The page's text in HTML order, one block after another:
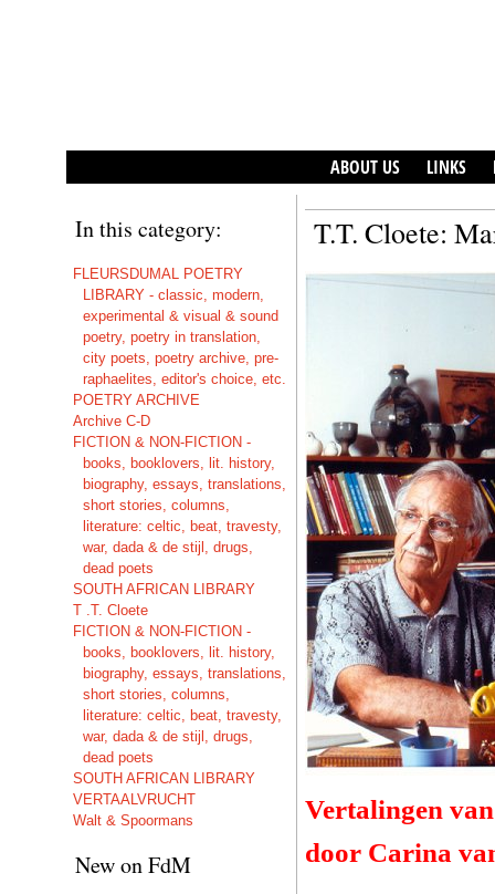
ABOUT US LINKS
In this category:
FLEURSDUMAL POETRY
LIBRARY - classic, modern,
experimental & visual & sound
poetry, poetry in translation,
city poets, poetry archive, pre-
raphaelites, editor's choice, etc.
POETRY ARCHIVE
Archive C-D
FICTION & NON-FICTION -
books, booklovers, lit. history,
biography, essays, translations,
short stories, columns,
literature: celtic, beat, travesty,
war, dada & de stijl, drugs,
dead poets
SOUTH AFRICAN LIBRARY
T .T. Cloete
FICTION & NON-FICTION -
books, booklovers, lit. history,
biography, essays, translations,
short stories, columns,
literature: celtic, beat, travesty,
war, dada & de stijl, drugs,
dead poets
SOUTH AFRICAN LIBRARY
VERTAALVRUCHT
Walt & Spoormans
New on FdM
T.T. Cloete:
Vertalingen
door Carina